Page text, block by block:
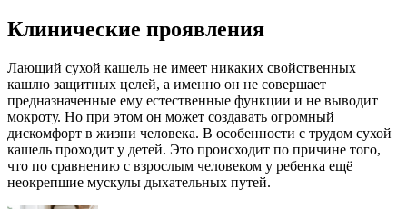
Клинические проявления
Лающий сухой кашель не имеет никаких свойственных
кашлю защитных целей, а именно он не совершает
предназначенные ему естественные функции и не выводит
мокроту. Но при этом он может создавать огромный
дискомфорт в жизни человека. В особенности с трудом сухой
кашель проходит у детей. Это происходит по причине того,
что по сравнению с взрослым человеком у ребенка ещё
неокрепшие мускулы дыхательных путей.